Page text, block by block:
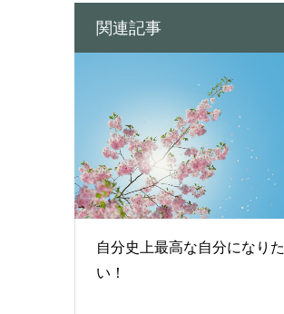
関連記事
自分史上最高な自分になりた
い！